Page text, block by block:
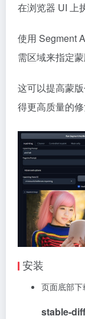
在浏览器 UI 上
使用 Segment
需区域来指定
这可以提高蒙
得更高质量的
安装
页面底部
stable-